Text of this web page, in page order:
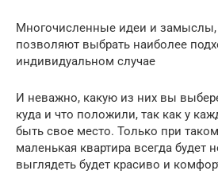
Многочисленные идеи и замыслы,
позволяют выбрать наиболее
индивидуальном случае
И неважно, какую из них вы
куда и что положили, так как у
быть свое место. Только при
маленькая квартира всегда будет
выглядеть будет красиво и